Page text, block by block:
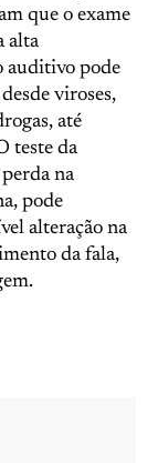
que o exame
alta
auditivo pode
viroses,
até
teste da
na
pode
alteração na
da fala,